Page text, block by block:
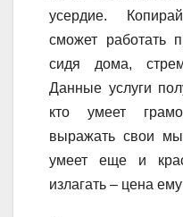
усердие.
сможет работать
сидя дома,
Данные услуги
кто умеет
выражать свои
умеет еще и
излагать – цена